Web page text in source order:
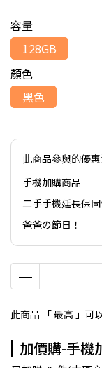
容量
128GB
顏色
黑色
此商品參與的優
手機加購商品
二手手機延長保
爸爸の節日！
此商品 「 最高 」可
加價購-手機